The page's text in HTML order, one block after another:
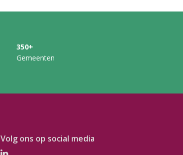
350+
Gemeenten
Volg ons op social media